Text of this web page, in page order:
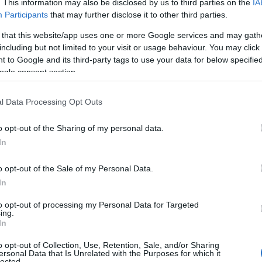
This information may also be disclosed by us to third parties on the
Participants that may further disclose it to other third parties.
that this website/app uses one or more Google services and may
but not limited to your visit or usage behaviour. You may
to Google and its third-party tags to use your data for below
consent section.
Data Processing Opt Outs
opt-out of the Sharing of my personal data.
opt-out of the Sale of my Personal Data.
opt-out of processing my Personal Data for Targeted
opt-out of Collection, Use, Retention, Sale, and/or Sharing
Data that Is Unrelated with the Purposes for which it
τις οποίες προέκυψε ότι υπήρχαν συμβατικοί όροι
ηλεκτρονικής προώθησης των προϊόντων.
που κρίθηκαν παράνομες
της Επιτροπής Ανταγωνισμού, η εταιρεία
λιανοπωλητές δεν μπορούσαν να αξιοποιούν
να εντοπίζουν τις καλύτερες
στη διαφήμιση μέσω μηχανών αναζήτησης